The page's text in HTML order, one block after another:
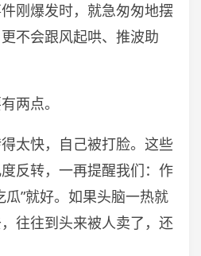
刚爆发时，就急匆匆地摆
不会跟风起哄、推波助
两点。
太快，自己被打脸。这些
反转，一再提醒我们：作
瓜”就好。如果头脑一热就
往往到头来被人卖了，还